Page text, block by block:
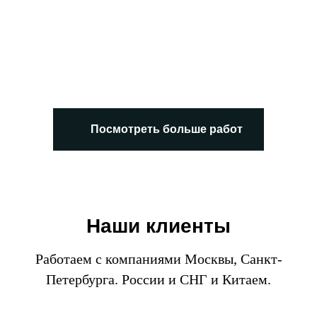
Посмотреть больше работ
Наши клиенты
Работаем с компаниями Москвы, Санкт-
Петербурга. России и СНГ и Китаем.